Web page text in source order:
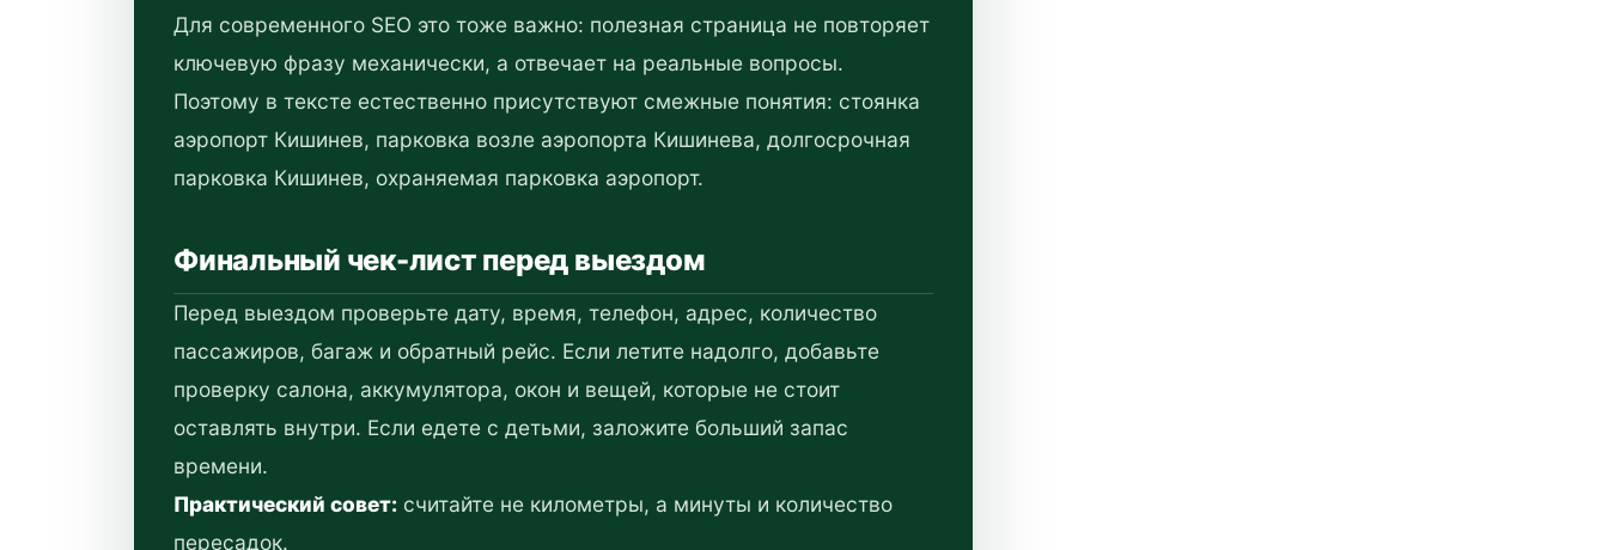
Для современного SEO это тоже важно: полезная страница не повторяет
ключевую фразу механически, а отвечает на реальные вопросы.
Поэтому в тексте естественно присутствуют смежные понятия: стоянка
аэропорт Кишинев, парковка возле аэропорта Кишинева, долгосрочная
парковка Кишинев, охраняемая парковка аэропорт.
Финальный чек-лист перед выездом
Перед выездом проверьте дату, время, телефон, адрес, количество
пассажиров, багаж и обратный рейс. Если летите надолго, добавьте
проверку салона, аккумулятора, окон и вещей, которые не стоит
оставлять внутри. Если едете с детьми, заложите больший запас
времени.
Практический совет: считайте не километры, а минуты и количество
пересадок.